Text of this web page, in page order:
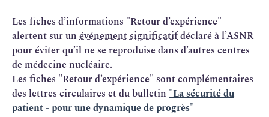
Les fiches d’informations "Retour d’expérience"
alertent sur un événement significatifdéclaré à l’ASNR
pour éviter qu’il ne se reproduise dans d’autres centres
de médecine nucléaire.
Les fiches "Retour d’expérience" sont complémentaires
des lettres circulaires et du bulletin "La sécurité du
patient - pour une dynamique de progrès"